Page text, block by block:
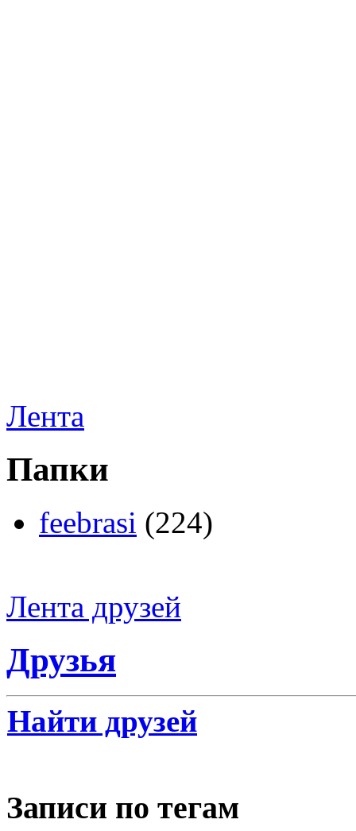
Лента
Папки
feebrasi (224)
Лента друзей
Друзья
Найти друзей
Записи по тегам